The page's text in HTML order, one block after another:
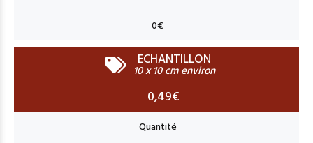
ECHANTILLON
10 x 10 cm environ
0,49€